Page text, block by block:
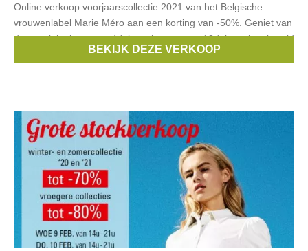
Online verkoop voorjaarscollectie 2021 van het Belgische
vrouwenlabel Marie Méro aan een korting van -50%. Geniet van
deze unieke kans van 4 februari tot en met 13 februari en bereid
BEKIJK DEZE VERKOOP